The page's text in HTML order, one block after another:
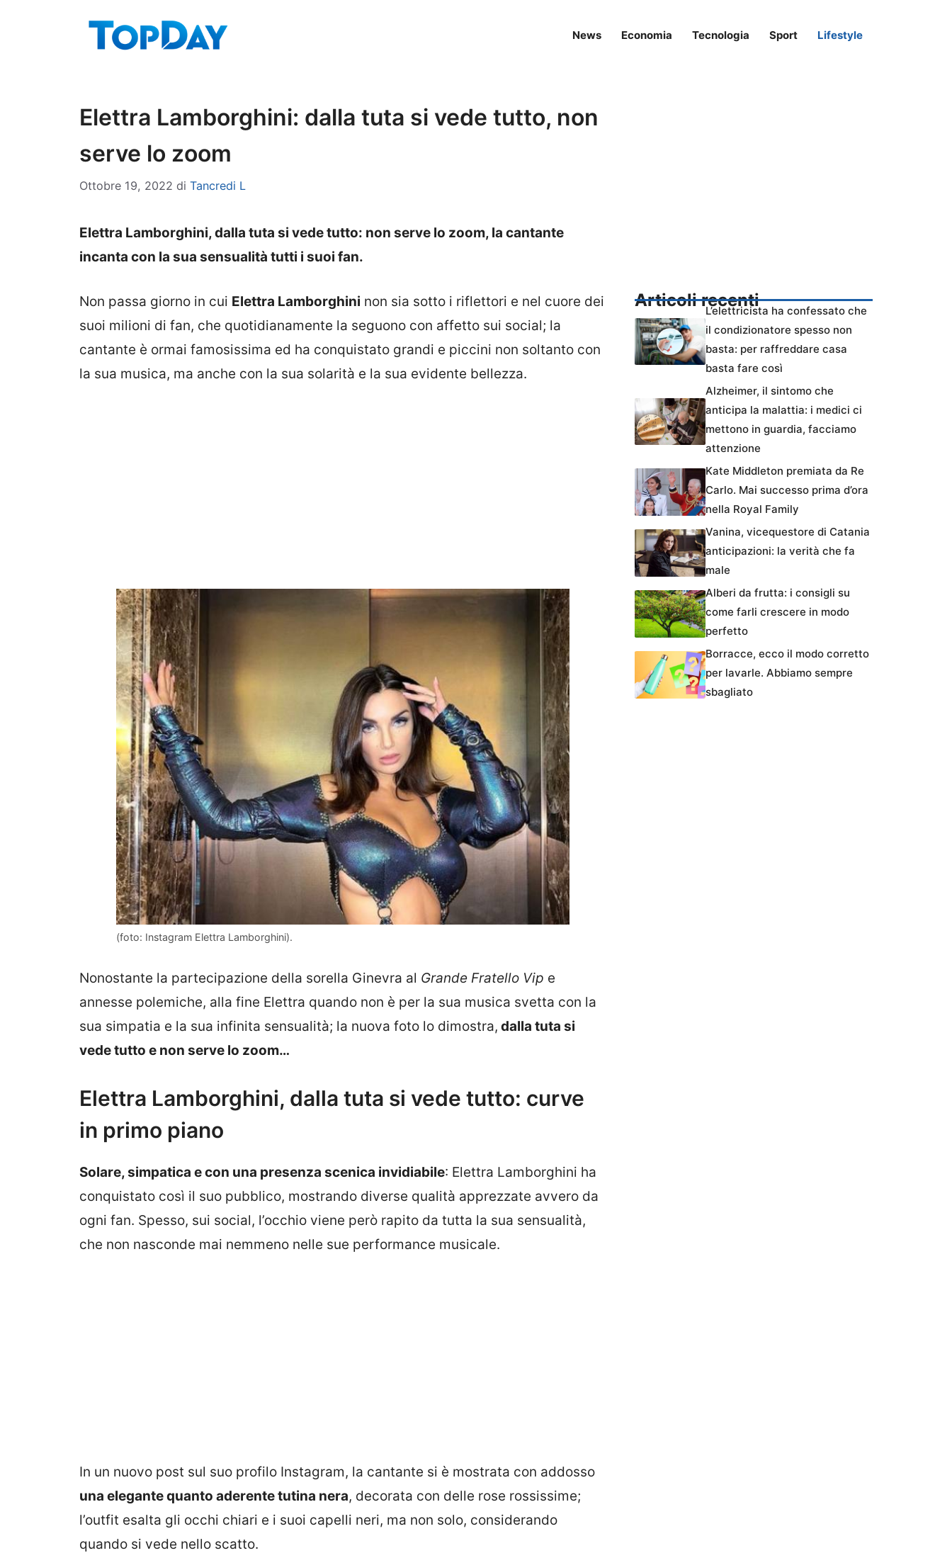
News Economia Tecnologia Sport Lifestyle
Elettra Lamborghini: dalla tuta si vede tutto, non
serve lo zoom
Ottobre 19, 2022 di Tancredi L
Elettra Lamborghini, dalla tuta si vede tutto: non serve lo zoom, la cantante
incanta con la sua sensualità tutti i suoi fan.
Non passa giorno in cui Elettra Lamborghini non sia sotto i riflettori e nel cuore dei
suoi milioni di fan, che quotidianamente la seguono con affetto sui social; la
cantante è ormai famosissima ed ha conquistato grandi e piccini non soltanto con
la sua musica, ma anche con la sua solarità e la sua evidente bellezza.
(foto: Instagram Elettra Lamborghini).
Nonostante la partecipazione della sorella Ginevra al Grande Fratello Vip e
annesse polemiche, alla fine Elettra quando non è per la sua musica svetta con la
sua simpatia e la sua infinita sensualità; la nuova foto lo dimostra, dalla tuta si
vede tutto e non serve lo zoom…
Elettra Lamborghini, dalla tuta si vede tutto: curve
in primo piano
Solare, simpatica e con una presenza scenica invidiabile: Elettra Lamborghini ha
conquistato così il suo pubblico, mostrando diverse qualità apprezzate avvero da
ogni fan. Spesso, sui social, l’occhio viene però rapito da tutta la sua sensualità,
che non nasconde mai nemmeno nelle sue performance musicale.
In un nuovo post sul suo profilo Instagram, la cantante si è mostrata con addosso
una elegante quanto aderente tutina nera, decorata con delle rose rossissime;
l’outfit esalta gli occhi chiari e i suoi capelli neri, ma non solo, considerando
quando si vede nello scatto.
Articoli recenti
L’elettricista ha confessato che
il condizionatore spesso non
basta: per raffreddare casa
basta fare così
Alzheimer, il sintomo che
anticipa la malattia: i medici ci
mettono in guardia, facciamo
attenzione
Kate Middleton premiata da Re
Carlo. Mai successo prima d’ora
nella Royal Family
Vanina, vicequestore di Catania
anticipazioni: la verità che fa
male
Alberi da frutta: i consigli su
come farli crescere in modo
perfetto
Borracce, ecco il modo corretto
per lavarle. Abbiamo sempre
sbagliato